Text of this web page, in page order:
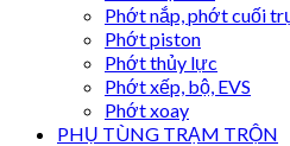
Phớt nắp, phớt cuối
Phớt piston
Phớt thủy lực
Phớt xếp, bộ, EVS
Phớt xoay
PHỤ TÙNG TRẠM TRỘN